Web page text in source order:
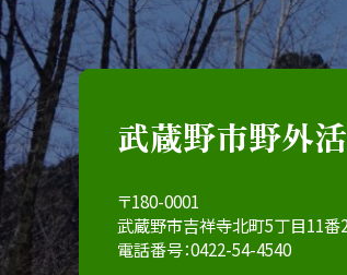
武蔵野市野外
〒180-0001
武蔵野市吉祥寺北町5丁目11
電話番号：0422-54-4540